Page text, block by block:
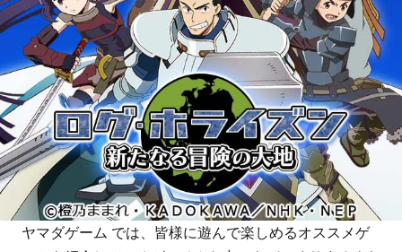
ヤマダゲーム では、皆様に遊んで楽しめるオススメゲ